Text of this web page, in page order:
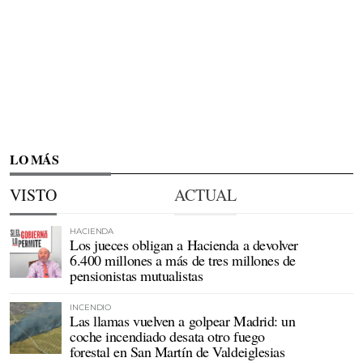
LO MÁS
VISTO ACTUAL
HACIENDA
Los jueces obligan a Hacienda a devolver
6.400 millones a más de tres millones de
pensionistas mutualistas
INCENDIO
Las llamas vuelven a golpear Madrid: un
coche incendiado desata otro fuego
forestal en San Martín de Valdeiglesias